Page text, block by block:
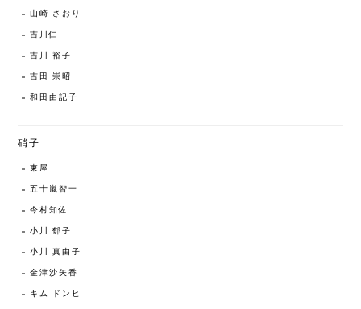
山崎 さおり
吉川仁
吉川 裕子
吉田 崇昭
和田由記子
硝子
東屋
五十嵐智一
今村知佐
小川 郁子
小川 真由子
金津沙矢香
キム ドンヒ